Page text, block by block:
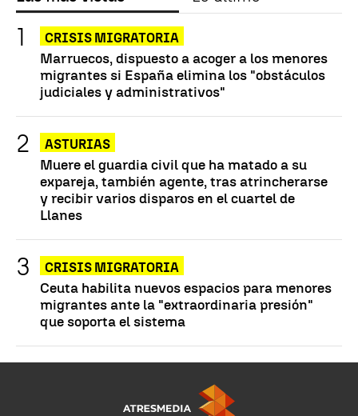
CRISIS MIGRATORIA
Marruecos, dispuesto a acoger a los menores
migrantes si España elimina los "obstáculos
judiciales y administrativos"
ASTURIAS
Muere el guardia civil que ha matado a su
expareja, también agente, tras atrincherarse
y recibir varios disparos en el cuartel de
Llanes
CRISIS MIGRATORIA
Ceuta habilita nuevos espacios para menores
migrantes ante la "extraordinaria presión"
que soporta el sistema